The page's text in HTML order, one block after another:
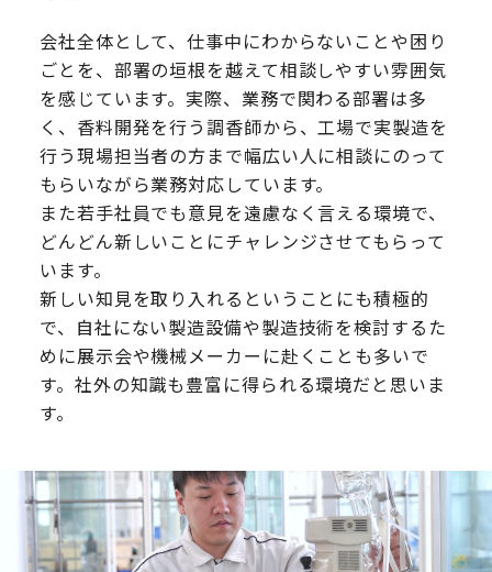
会社全体として、仕事中にわからないことや困り
ごとを、部署の垣根を越えて相談しやすい雰囲気
を感じています。実際、業務で関わる部署は多
く、香料開発を行う調香師から、工場で実製造を
行う現場担当者の方まで幅広い人に相談にのって
もらいながら業務対応しています。
また若手社員でも意見を遠慮なく言える環境で、
どんどん新しいことにチャレンジさせてもらって
います。
新しい知見を取り入れるということにも積極的
で、自社にない製造設備や製造技術を検討するた
めに展示会や機械メーカーに赴くことも多いで
す。社外の知識も豊富に得られる環境だと思いま
す。